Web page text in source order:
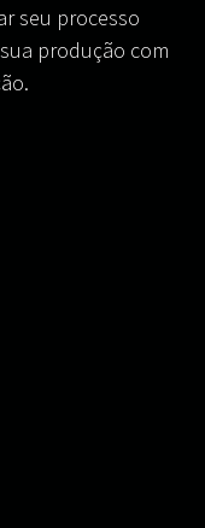
seu processo
produção com